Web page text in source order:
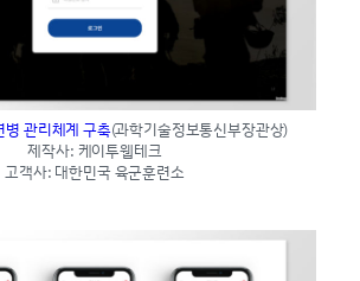
병 관리체계 구축(과학기술정보통신부장관상)
제작사: 케이투웹테크
고객사: 대한민국 육군훈련소